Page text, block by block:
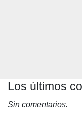
Los últimos
Sin comentarios.